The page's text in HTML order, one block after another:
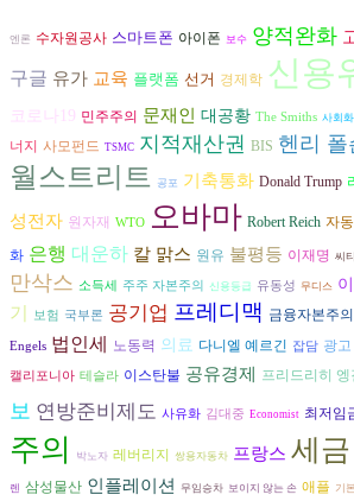
엔론 수자원공사 스마트폰 아이폰 보수 양적완화
구글 유가 교육 플랫폼 선거 경제학 신용
코로나19 민주주의 문재인 대공황 The Smiths 사회화
너지
사모펀드 TSMC 지적재산권 BIS 헨리 폴
월스트리트 공포 기축통화 Donald Trump
성전자 원자재 WTO 오바마 Robert Reich 자
화 은행 대운하 칼 맑스 원유 불평등 이재명 씨
만삭스 소득세 주주 자본주의 신용등급 유동성 무디스
기
보험 국부론 공기업 프레디맥 금융자본주의
Engels 법인세 노동력 의료 다니엘 예르긴 잡담 광고
캘리포니아 테슬라 이스탄불 공유경제 프리드리히 엥
보 연방준비제도 사유화 김대중 Economist 최저임
주의
박노자 레버리지 쌍용자동차 프랑스 세금
렌 삼성물산 인플레이션 무임승차 보이지 않는 손 애플 기